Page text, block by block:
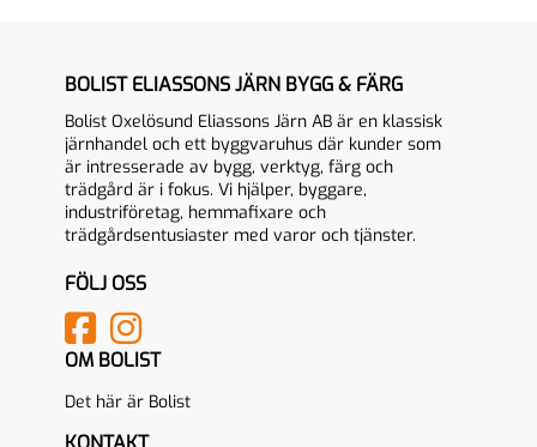
BOLIST ELIASSONS JÄRN BYGG & FÄRG
Bolist Oxelösund Eliassons Järn AB är en klassisk
järnhandel och ett byggvaruhus där kunder som
är intresserade av bygg, verktyg, färg och
trädgård är i fokus. Vi hjälper, byggare,
industriföretag, hemmafixare och
trädgårdsentusiaster med varor och tjänster.
FÖLJ OSS
OM BOLIST
Det här är Bolist